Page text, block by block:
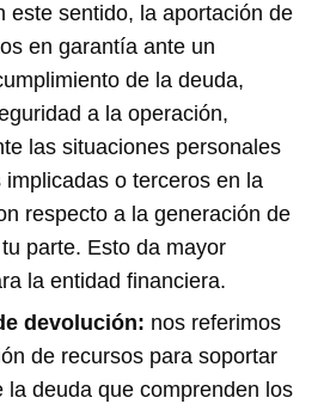
este sentido, la aportación de
en garantía ante un
de la deuda,
a la operación,
las situaciones personales
implicadas o terceros en la
respecto a la generación de
parte. Esto da mayor
la entidad financiera.
devolución: nos referimos
de recursos para soportar
la deuda que comprenden los